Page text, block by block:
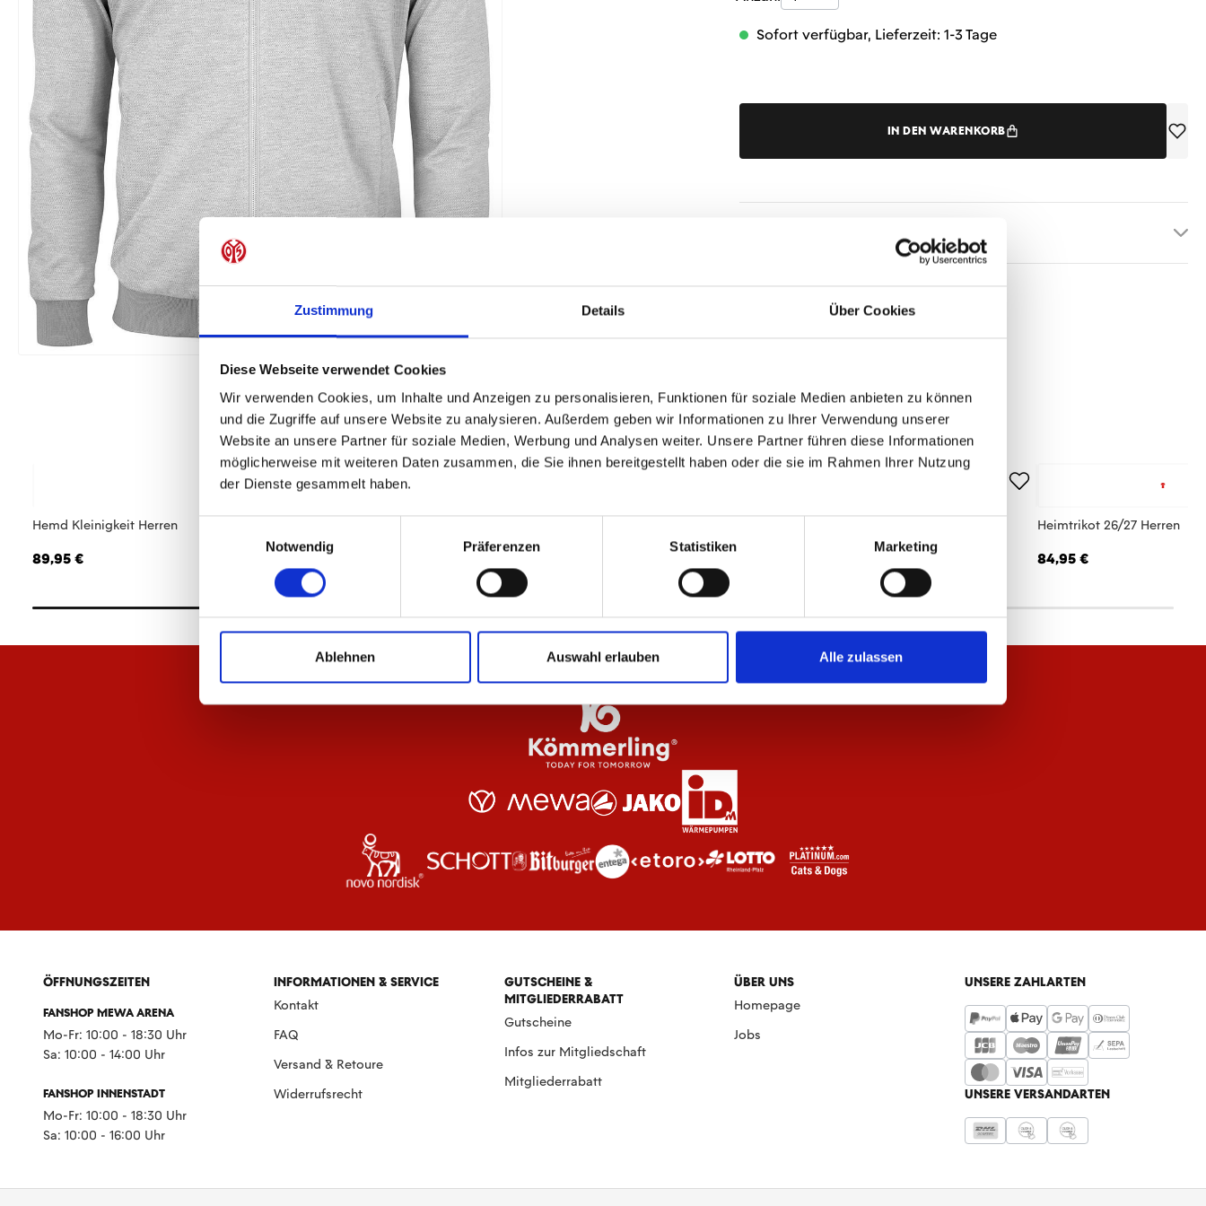
Zustimmung Details Über Cookies
Diese Webseite verwendet Cookies
Wir verwenden Cookies, um Inhalte und Anzeigen zu personalisieren, Funktionen für soziale Medien anbieten zu können
und die Zugriffe auf unsere Website zu analysieren. Außerdem geben wir Informationen zu Ihrer Verwendung unserer
Website an unsere Partner für soziale Medien, Werbung und Analysen weiter. Unsere Partner führen diese Informationen
möglicherweise mit weiteren Daten zusammen, die Sie ihnen bereitgestellt haben oder die sie im Rahmen Ihrer Nutzung
der Dienste gesammelt haben.
Notwendig
Präferenzen Statistiken Marketing
Ablehnen Auswahl erlauben Alle zulassen
Sofort verfügbar, Lieferzeit: 1-3 Tage
IN DEN WARENKORB
ÄHNLICHE PRODUKTE
Hemd Kleinigkeit Herren
89,95 € 74,95 €
Heimtrikot 26/27 Herren
84,95 €
ÖFFNUNGSZEITEN
FANSHOP MEWA ARENA
Mo-Fr: 10:00 - 18:30 Uhr
Sa: 10:00 - 14:00 Uhr
FANSHOP INNENSTADT
Mo-Fr: 10:00 - 18:30 Uhr
Sa: 10:00 - 16:00 Uhr
INFORMATIONEN & SERVICE
Kontakt
FAQ
Versand & Retoure
Widerrufsrecht
GUTSCHEINE &
MITGLIEDERRABATT
Gutscheine
Infos zur Mitgliedschaft
Mitgliederrabatt
ÜBER UNS
Homepage
Jobs
UNSERE ZAHLARTEN
UNSERE VERSANDARTEN